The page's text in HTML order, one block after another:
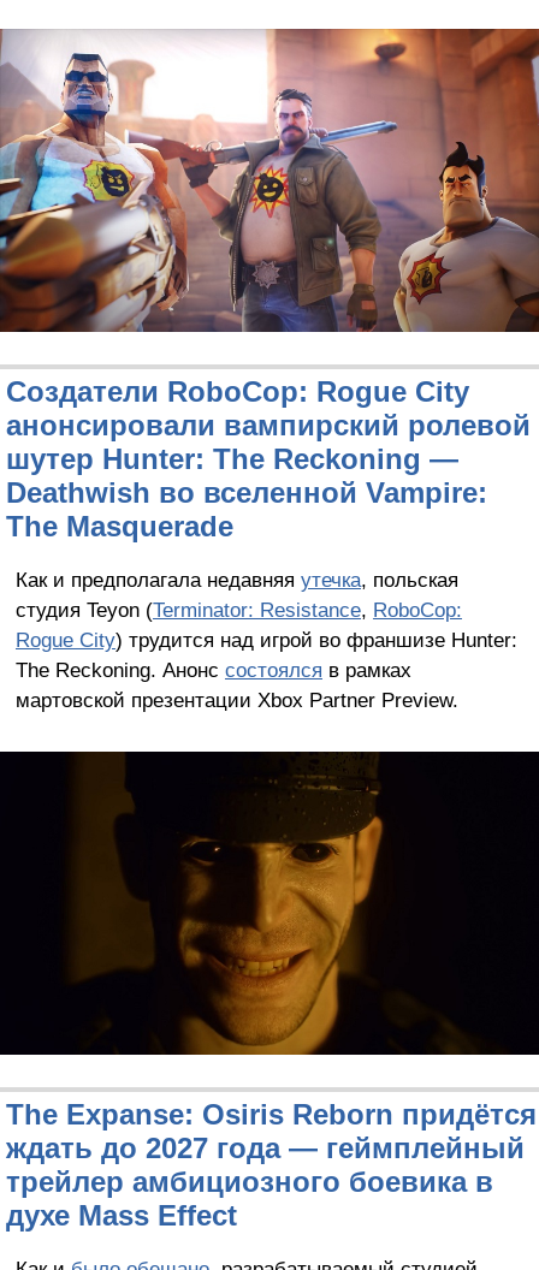
Создатели RoboCop: Rogue City
анонсировали вампирский ролевой
шутер Hunter: The Reckoning —
Deathwish во вселенной Vampire:
The Masquerade
Как и предполагала недавняя утечка, польская
студия Teyon (Terminator: Resistance, RoboCop:
Rogue City) трудится над игрой во франшизе Hunter:
The Reckoning. Анонс состоялся в рамках
мартовской презентации Xbox Partner Preview.
The Expanse: Osiris Reborn придётся
ждать до 2027 года — геймплейный
трейлер амбициозного боевика в
духе Mass Effect